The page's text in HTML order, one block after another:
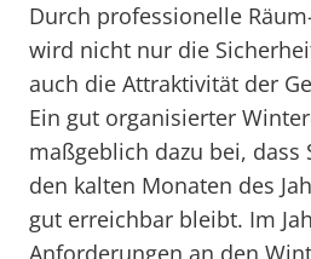
Durch professionelle
wird nicht nur die
auch die Attraktivität der
Ein gut organisierter
maßgeblich dazu bei, dass
den kalten Monaten des
gut erreichbar bleibt. Im
Anforderungen an den